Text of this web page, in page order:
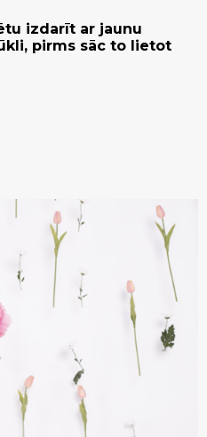
izdarīt ar jaunu
pirms sāc to lietot